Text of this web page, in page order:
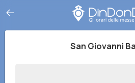
San Giovanni